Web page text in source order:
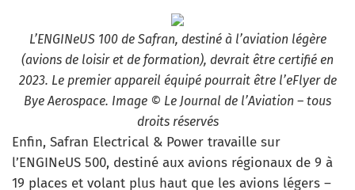
L’ENGINeUS 100 de Safran, destiné à l’aviation légère
(avions de loisir et de formation), devrait être certifié en
2023. Le premier appareil équipé pourrait être l’eFlyer de
Bye Aerospace. Image © Le Journal de l’Aviation – tous
droits réservés
Enfin, Safran Electrical & Power travaille sur
l’ENGINeUS 500, destiné aux avions régionaux de 9 à
19 places et volant plus haut que les avions légers –